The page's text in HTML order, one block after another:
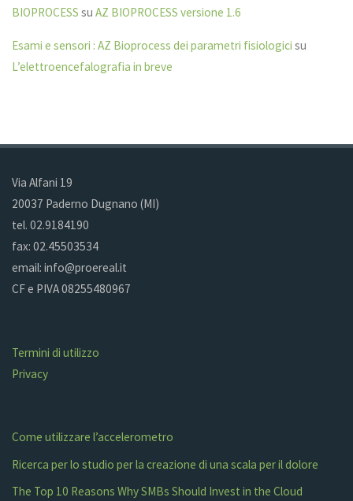
BIOPROCESS suAZ BIOPROCESS versione 1.6
Esami e sensori : AZ Bioprocess dei parametri fisiologici su
L’elettroencefalografia in breve
Via Alfani 19
20037 Paderno Dugnano (MI)
tel. 02.9184190
fax: 02.45503534
email: info@proereal.it
CF e PIVA 08255480967
Termini di utilizzo
Privacy
Come utilizzare l’accelerometro
Ricerca per lo studio per la creazione di una scala per il dolore
The Top 10 Reasons Why SMBs Should Invest in the Cloud